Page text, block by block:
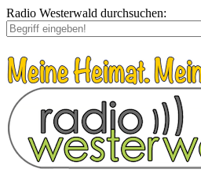
Radio Westerwald durchsuchen: